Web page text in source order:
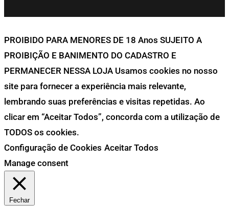
PROIBIDO PARA MENORES DE 18 Anos SUJEITO A
PROIBIÇÃO E BANIMENTO DO CADASTRO E
PERMANECER NESSA LOJA Usamos cookies no nosso
site para fornecer a experiência mais relevante,
lembrando suas preferências e visitas repetidas. Ao
clicar em “Aceitar Todos”, concorda com a utilização de
TODOS os cookies.
Configuração de Cookies Aceitar Todos
Manage consent
Fechar